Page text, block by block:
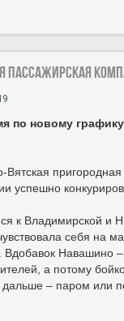
пассажирская
по новому
к Владимирской и
себя на
Вдобавок
а потому
– паром или